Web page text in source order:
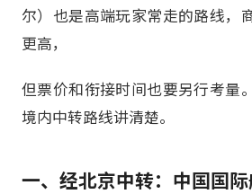
尔）也是高端玩家常走的路线，
更高，
但票价和衔接时间也要另行考量
境内中转路线讲清楚。
一、经北京中转：中国国际